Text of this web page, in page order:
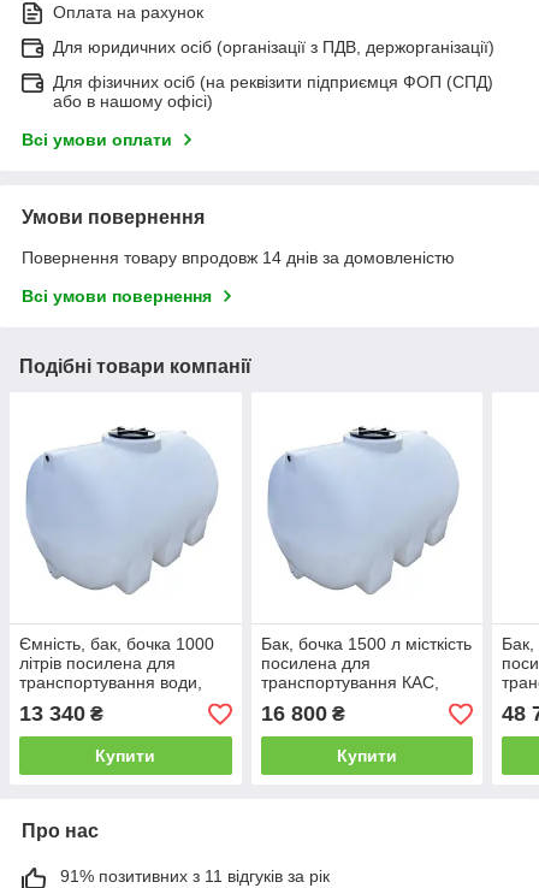
Оплата на рахунок
Для юридичних осіб (організації з ПДВ, держорганізації)
Для фізичних осіб (на реквізити підприємця ФОП (СПД)
або в нашому офісі)
Всі умови оплати
Умови повернення
Повернення товару впродовж 14 днів за домовленістю
Всі умови повернення
Подібні товари компанії
Ємність, бак, бочка 1000
літрів посилена для
транспортування води,
КАС перевезення харчова
13 340 ₴
Купити
Бак, бочка 1500 л місткість
посилена для
транспортування КАС,
води перевезення
харчова
16 800₴
Купити
Бак,
КАС
48
Про нас
91% позитивних з 11 відгуків за рік